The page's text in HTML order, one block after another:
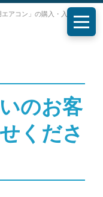
アコン」の購入・入れ替え・
メニ
のお客
くださ